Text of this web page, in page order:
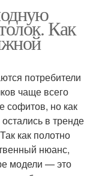
Как
потребители
чаще всего
софитов, но как
в тренде
как полотно
нюанс,
модели — это